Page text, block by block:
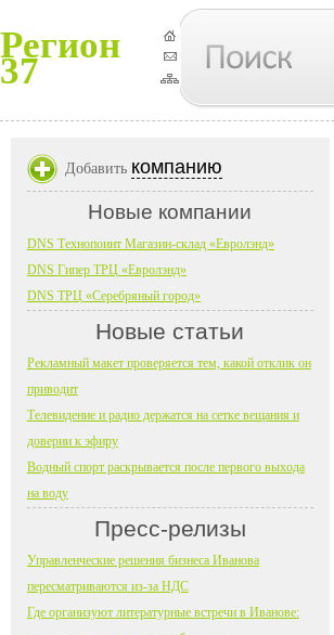
Регион
37
Добавить компанию
Новые компании
DNS Технопоинт Магазин-склад «Евролэнд»
DNS Гипер ТРЦ «Евролэнд»
DNS ТРЦ «Серебряный город»
Новые статьи
Рекламный макет проверяется тем, какой отклик он
приводит
Телевидение и радио держатся на сетке вещания и
доверии к эфиру
Водный спорт раскрывается после первого выхода
на воду
Пресс-релизы
Управленческие решения бизнеса Иванова
пересматриваются из-за НДС
Где организуют литературные встречи в Иванове: